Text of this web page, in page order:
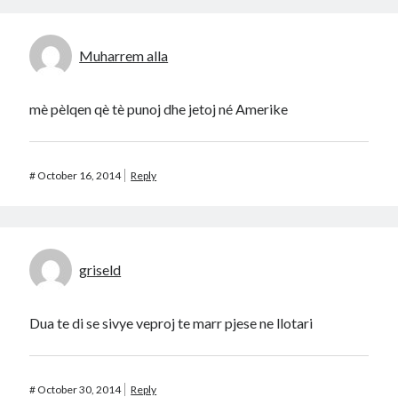
Muharrem alla
mè pèlqen qè tè punoj dhe jetoj né Amerike
# October 16, 2014 Reply
griseld
Dua te di se sivye veproj te marr pjese ne llotari
# October 30, 2014 Reply